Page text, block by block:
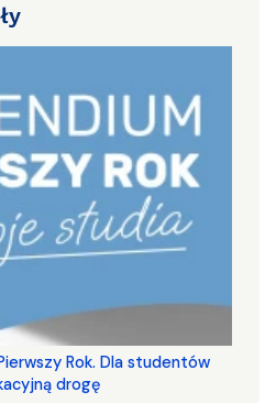
Rok. Dla studentów
drogę